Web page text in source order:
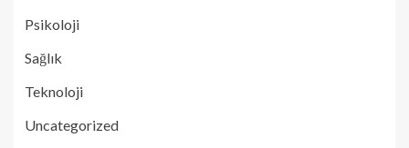
Psikoloji
Sağlık
Teknoloji
Uncategorized